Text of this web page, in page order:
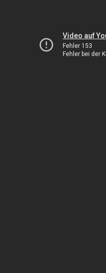
Video auf
Fehler 153
Fehler bei der